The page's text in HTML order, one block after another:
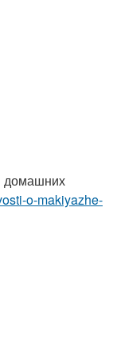
домашних
o-makiyazhe-